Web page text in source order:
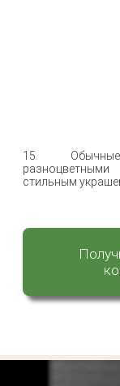
15. Обычные
стильным